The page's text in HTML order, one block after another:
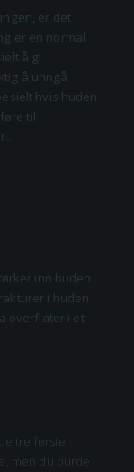
er det
er en normal
å gi
å unngå
hvis huden
til
inn huden
i huden
overflater i et
tre første
men du burde